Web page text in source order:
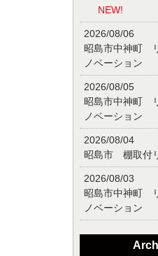
NEW!
2026/08/06
昭島市中神町
ノベーション
2026/08/05
昭島市中神町
ノベーション
2026/08/04
昭島市 棚取付
2026/08/03
昭島市中神町
ノベーション